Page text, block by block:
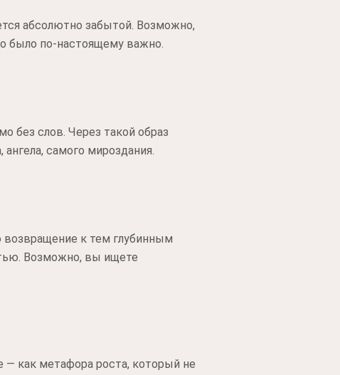
абсолютно забытой. Возможно,
было по-настоящему важно.
без слов. Через такой образ
самого мироздания.
к тем глубинным
Возможно, вы ищете
как метафора роста, который не